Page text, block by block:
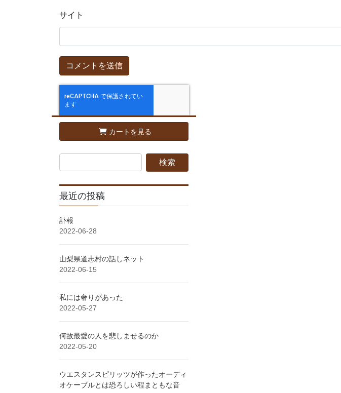
サイト
カートを見る
最近の投稿
訃報
2022-06-28
山梨県道志村の話しネット
2022-06-15
私には奢りがあった
2022-05-27
何故最愛の人を悲しませるのか
2022-05-20
ウエスタンスピリッツが作ったオーディ
オケーブルとは恐ろしい程まともな音